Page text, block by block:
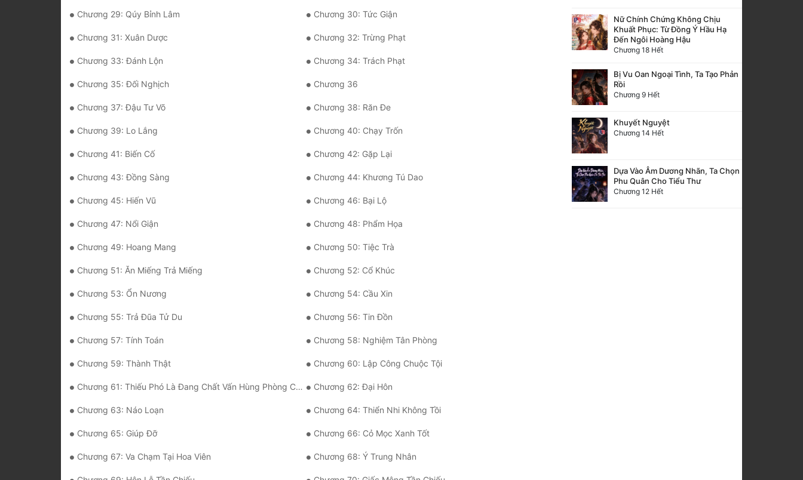
Chương 29: Qúy Bỉnh Lâm Chương 30: Tức Giận
Chương 31: Xuân Dược Chương 32: Trừng Phạt
Chương 33: Đánh Lộn Chương 34: Trách Phạt
Chương 35: Đối Nghịch Chương 36
Chương 37: Đậu Tư Võ Chương 38: Răn Đe
Chương 39: Lo Lắng Chương 40: Chạy Trốn
Chương 41: Biến Cố Chương 42: Gặp Lại
Chương 43: Đồng Sàng Chương 44: Khương Tú Dao
Chương 45: Hiến Vũ Chương 46: Bại Lộ
Chương 47: Nổi Giận Chương 48: Phẩm Họa
Chương 49: Hoang Mang Chương 50: Tiệc Trà
Chương 51: Ăn Miếng Trả Miếng Chương 52: Cổ Khúc
Chương 53: Ổn Nương Chương 54: Cầu Xin
Chương 55: Trả Đũa Tử Du Chương 56: Tin Đồn
Chương 57: Tính Toán Chương 58: Nghiệm Tân Phòng
Chương 59: Thành Thật Chương 60: Lập Công Chuộc Tội
Chương 61: Thiếu Phó Là Đang Chất Vấn Hùng Phòng Của Cô? Chương 62: Đại Hôn
Chương 63: Náo Loạn Chương 64: Thiển Nhi Không Tồi
Chương 65: Giúp Đỡ Chương 66: Cỏ Mọc Xanh Tốt
Chương 67: Va Chạm Tại Hoa Viên Chương 68: Ý Trung Nhân
Nữ Chính Chứng Không Chịu
Khuất Phục: Từ Đồng Ý Hầu Hạ
Đến Ngôi Hoàng Hậu
Chương 18 Hết
Bị Vu Oan Ngoại Tình, Ta Tạo Phản
Rồi
Chương 9 Hết
Khuyết Nguyệt
Chương 14 Hết
Dựa Vào Âm Dương Nhãn, Ta Chọn
Phu Quân Cho Tiểu Thư
Chương 12 Hết